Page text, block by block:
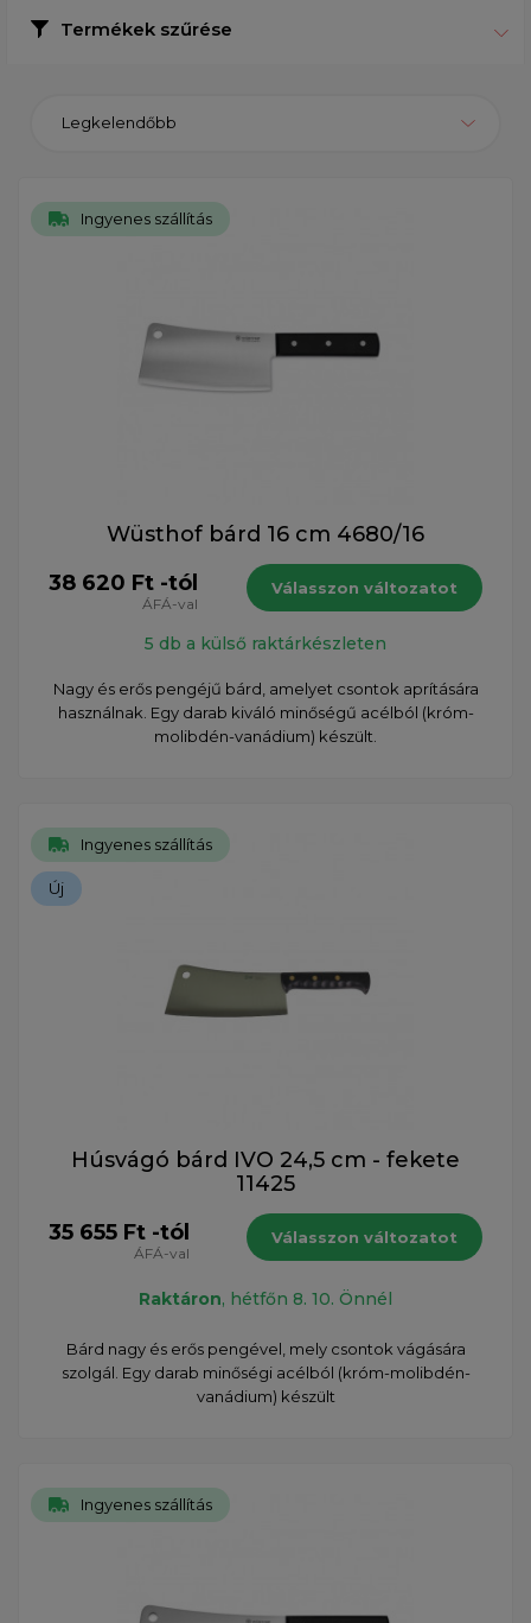
Termékek szűrése
Legkelendőbb
Ingyenes szállítás
Wüsthof bárd 16 cm 4680/16
38 620 Ft -tól
ÁFÁ-val
Válasszon változatot
5 db a külső raktárkészleten
Nagy és erős pengéjű bárd, amelyet csontok aprítására
használnak. Egy darab kiváló minőségű acélból (króm-
molibdén-vanádium) készült.
Ingyenes szállítás
Új
Húsvágó bárd IVO 24,5 cm - fekete
11425
35 655 Ft -tól
ÁFÁ-val
Válasszon változatot
Raktáron, hétfőn 8. 10. Önnél
Bárd nagy és erős pengével, mely csontok vágására
szolgál. Egy darab minőségi acélból (króm-molibdén-
vanádium) készült
Ingyenes szállítás